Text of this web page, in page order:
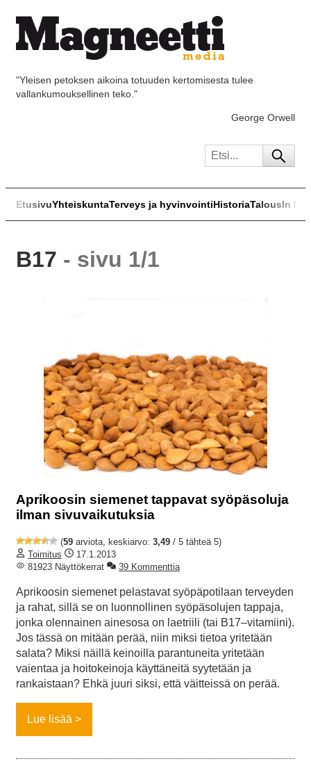
"Yleisen petoksen aikoina totuuden kertomisesta tulee
vallankumouksellinen teko."
George Orwell
EtusivuYhteiskuntaTerveys ja hyvinvointiHistoriaTalousIn
B17 - sivu 1/1
Aprikoosin siemenet tappavat syöpäsoluja
ilman sivuvaikutuksia
(59 arviota, keskiarvo: 3,49 / 5 tähteä 5)
Toimitus
17.1.2013
81923 Näyttökerrat
39 Kommenttia
Aprikoosin siemenet pelastavat syöpäpotilaan terveyden
ja rahat, sillä se on luonnollinen syöpäsolujen tappaja,
jonka olennainen ainesosa on laetriili (tai B17–vitamiini).
Jos tässä on mitään perää, niin miksi tietoa yritetään
salata? Miksi näillä keinoilla parantuneita yritetään
vaientaa ja hoitokeinoja käyttäneitä syytetään ja
rankaistaan? Ehkä juuri siksi, että väitteissä on perää.
Lue lisää